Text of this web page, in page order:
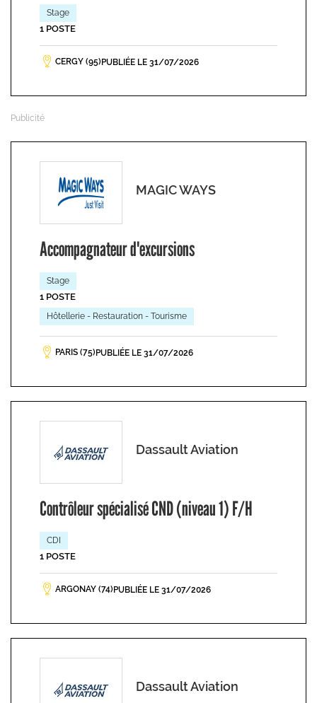
Stage
1 POSTE
CERGY (95) PUBLIÉE LE 31/07/2026
MAGIC WAYS
Accompagnateur d'excursions
Stage
1 POSTE
Hôtellerie - Restauration - Tourisme
PARIS (75) PUBLIÉE LE 31/07/2026
Dassault Aviation
Contrôleur spécialisé CND (niveau 1) F/H
CDI
1 POSTE
ARGONAY (74) PUBLIÉE LE 31/07/2026
Dassault Aviation